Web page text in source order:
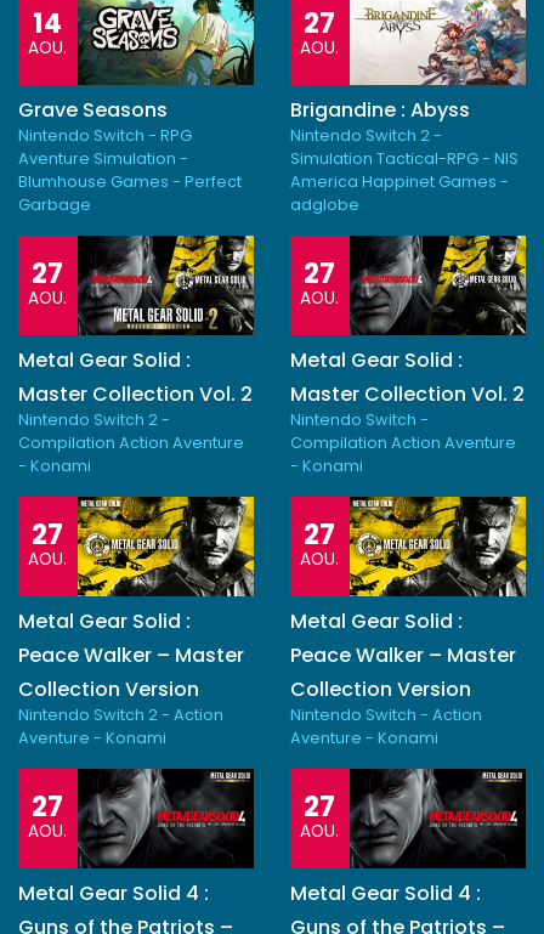
14
AOU.
Grave Seasons
Nintendo Switch - RPG
Aventure Simulation -
Blumhouse Games - Perfect
Garbage
27
AOU.
Brigandine : Abyss
Nintendo Switch 2 -
Simulation Tactical-RPG - NIS
America Happinet Games -
adglobe
27
AOU.
Metal Gear Solid :
Master Collection Vol. 2
Nintendo Switch 2 -
Compilation Action Aventure
- Konami
27
AOU.
Metal Gear Solid :
Master Collection Vol. 2
Nintendo Switch -
Compilation Action Aventure
- Konami
27
AOU.
Metal Gear Solid :
Peace Walker – Master
Collection Version
Nintendo Switch 2 - Action
Aventure - Konami
27
AOU.
Metal Gear Solid :
Peace Walker – Master
Collection Version
Nintendo Switch - Action
Aventure - Konami
27
AOU.
Metal Gear Solid 4 :
Guns of the Patriots –
27
AOU.
Metal Gear Solid 4 :
Guns of the Patriots –